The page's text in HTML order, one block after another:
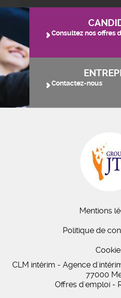
Consultez nos offres
Contactez-nous
Mentions
Politique de
CLM intérim - Agence
77000
Offres d'emploi -